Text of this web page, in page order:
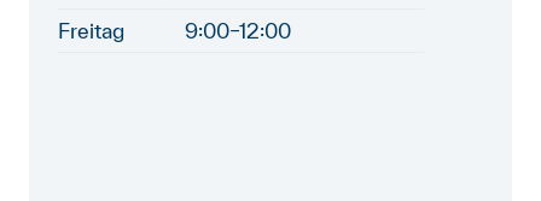
Freitag
9:00–12:00